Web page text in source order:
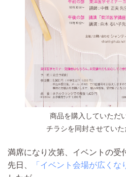
商品を購入していただ
チラシを同封させていた
満席になり次第、イベントの受
先日、
「イベント会場が広くな